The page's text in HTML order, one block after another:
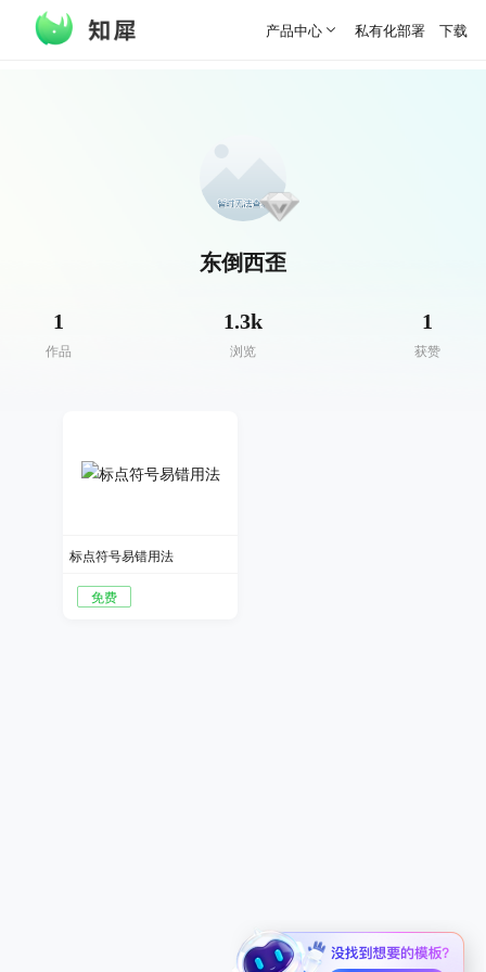
产品中心 私有化部署 下载客
东倒西歪
1
作品
1.3k
浏览
1
获赞
标点符号易错用法
免费